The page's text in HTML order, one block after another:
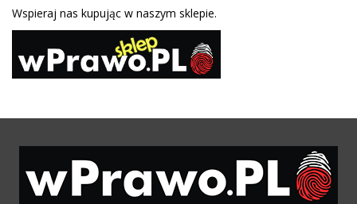
Wspieraj nas kupując w naszym sklepie.